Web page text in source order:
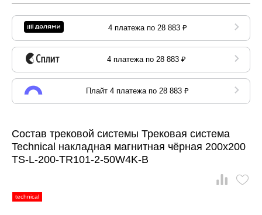
4 платежа по 28 883 ₽
4 платежа по 28 883 ₽
Плайт 4 платежа по 28 883 ₽
Состав трековой системы Трековая система
Technical накладная магнитная чёрная 200x200
TS-L-200-TR101-2-50W4K-B
technical